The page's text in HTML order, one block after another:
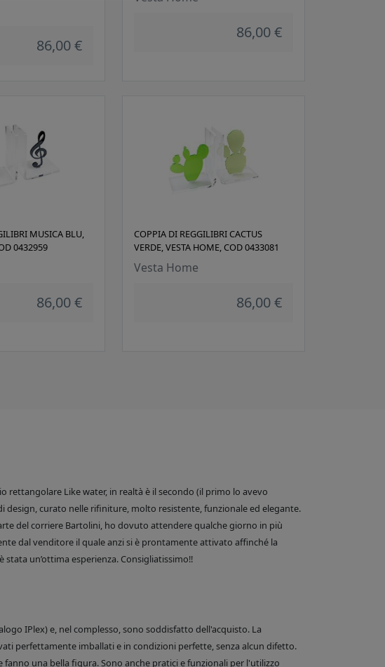
86,00 €
86,00 €
MUSICA BLU,
0432959
86,00 €
COPPIA DI REGGILIBRI CACTUS
VERDE, VESTA HOME, COD 0433081
Vesta Home
86,00 €
Like water, in realtà è il secondo (il primo lo avevo
design, curato nelle rifiniture, molto resistente, funzionale ed elegante.
del corriere Bartolini, ho dovuto attendere qualche giorno in più
dal venditore il quale anzi si è prontamente attivato affinché la
un’ottima esperienza. Consigliatissimo!!
IPlex) e, nel complesso, sono soddisfatto dell'acquisto. La
perfettamente imballati e in condizioni perfette, senza alcun difetto.
una bella figura. Sono anche pratici e funzionali per l'utilizzo